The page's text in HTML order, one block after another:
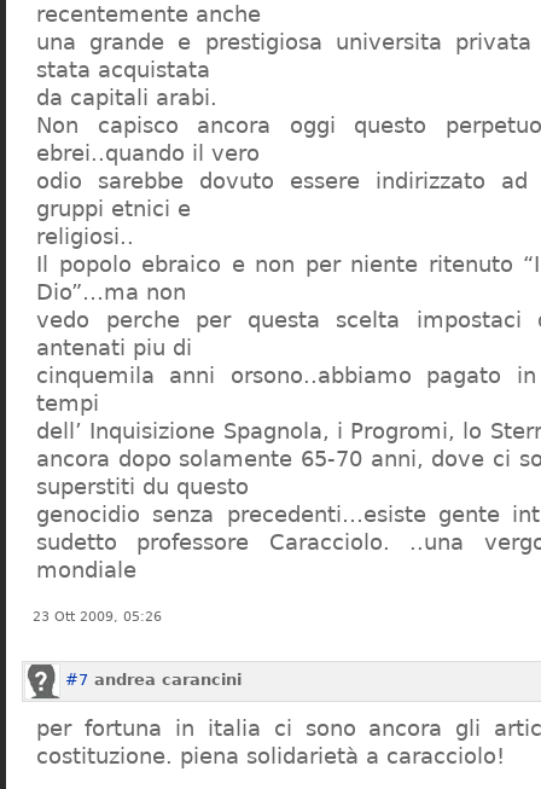
recentemente anche
una grande e prestigiosa universita
stata acquistata
da capitali arabi.
Non capisco ancora oggi questo
ebrei..quando il vero
odio sarebbe dovuto essere indirizzato
gruppi etnici e
religiosi..
Il popolo ebraico e non per niente ritenuto
Dio”…ma non
vedo perche per questa scelta
antenati piu di
cinquemila anni orsono..abbiamo pagato
tempi
dell’ Inquisizione Spagnola, i Progromi, lo
ancora dopo solamente 65-70 anni, dove ci
superstiti du questo
genocidio senza precedenti…esiste gente
sudetto professore Caracciolo. ..una
mondiale
23 Ott 2009, 05:26
#7 andrea carancini
per fortuna in italia ci sono ancora gli
costituzione. piena solidarietà a caracciolo!